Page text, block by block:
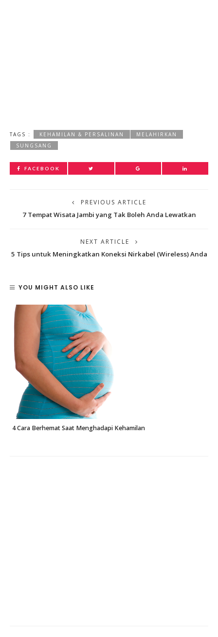
TAGS : KEHAMILAN & PERSALINAN
MELAHIRKAN
SUNGSANG
FACEBOOK
PREVIOUS ARTICLE
7 Tempat Wisata Jambi yang Tak Boleh Anda Lewatkan
NEXT ARTICLE
5 Tips untuk Meningkatkan Koneksi Nirkabel (Wireless) Anda
YOU MIGHT ALSO LIKE
4 Cara Berhemat Saat Menghadapi Kehamilan